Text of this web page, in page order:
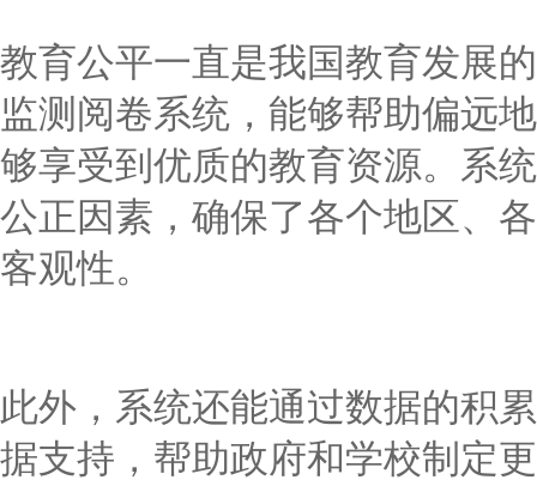
教育公平一直是我国教育发展
监测阅卷系统，能够帮助偏远
够享受到优质的教育资源。系
公正因素，确保了各个地区、
客观性。
此外，系统还能通过数据的积
据支持，帮助政府和学校制定